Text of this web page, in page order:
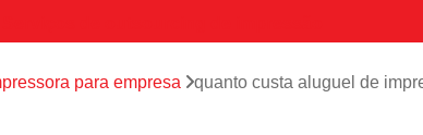
para empresa quanto custa aluguel de